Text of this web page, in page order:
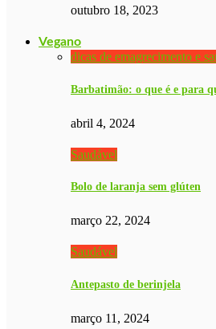
outubro 18, 2023
Vegano
dicas de emagrecimento e
Barbatimão: o que é e para
abril 4, 2024
Saudável
Bolo de laranja sem glúten
março 22, 2024
Saudável
Antepasto de berinjela
março 11, 2024